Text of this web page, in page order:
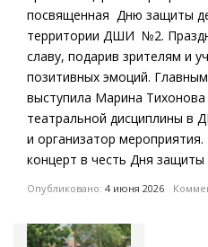
посвященная Дню защиты
территории ДШИ №2.
славу, подарив зрителям и
позитивных эмоций.
выступила Марина
театральной дисциплины в
и организатор
концерт в честь Дня
Опубликовано: 4 июня 2026